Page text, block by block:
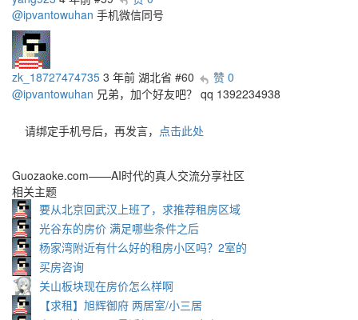
@ipvantowuhan 手机微信同号
zk_18727474735 3 年前 湖北省 #60
赞 0
@ipvantowuhan 兄弟，加个好友吧？ qq 1392234938
请绑定手机号后，再发言， 点击此处
Guozaoke.com——AI时代的真人交流分享社区
相关主题
要从北京回武汉上班了，求推荐租房区域
光谷东的房价 满足哪些条件之后
杨家湾附近有什么好的租房小区吗？2室的
买房咨询
关山板块现在房价怎么样啊
【求租】旭辉御府 两居室/小三居